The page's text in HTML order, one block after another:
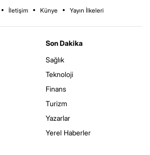
İletişim Künye Yayın İlkeleri
Son Dakika
Sağlık
Teknoloji
Finans
Turizm
Yazarlar
Yerel Haberler